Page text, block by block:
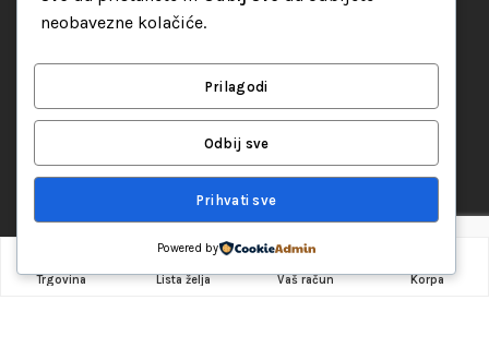
Način plaćanja
Uslovi dostave
Audio oprema
Trgovina Lista želja Vaš račun Korpa
neobavezne kolačiće.
Prilagodi
Odbij sve
Prihvati sve
Powered by